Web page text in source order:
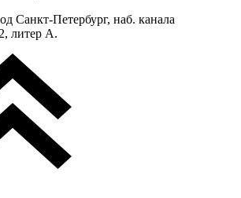
Санкт-Петербург, наб. канала
литер А.